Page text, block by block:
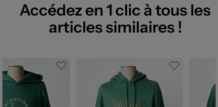
Accédez en 1 clic à tous les
articles similaires !